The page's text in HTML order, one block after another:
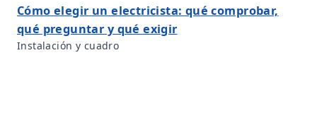
Cómo elegir un electricista: qué comprobar,
qué preguntar y qué exigir
Instalación y cuadro